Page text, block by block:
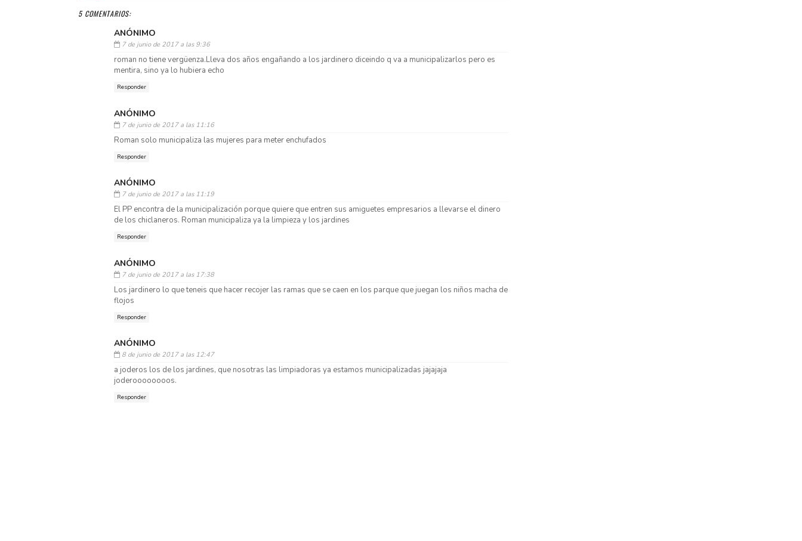
5 COMENTARIOS:
ANÓNIMO
7 de junio de 2017 a las 9:36
roman no tiene vergüenza.Lleva dos años engañando a los jardinero diceindo q va a municipalizarlos pero es
mentira, sino ya lo hubiera echo
Responder
ANÓNIMO
7 de junio de 2017 a las 11:16
Roman solo municipaliza las mujeres para meter enchufados
Responder
ANÓNIMO
7 de junio de 2017 a las 11:19
El PP encontra de la municipalización porque quiere que entren sus amiguetes empresarios a llevarse el dinero
de los chiclaneros. Roman municipaliza ya la limpieza y los jardines
Responder
ANÓNIMO
7 de junio de 2017 a las 17:38
Los jardinero lo que teneis que hacer recojer las ramas que se caen en los parque que juegan los niños macha de
flojos
Responder
ANÓNIMO
8 de junio de 2017 a las 12:47
a joderos los de los jardines, que nosotras las limpiadoras ya estamos municipalizadas jajajaja
joderoooooooos.
Responder